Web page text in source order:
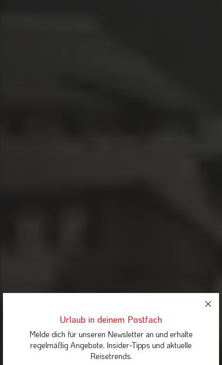
Urlaub in deinem Postfach
Melde dich für unseren Newsletter an und erhalte
regelmäßig Angebote, Insider-Tipps und aktuelle
Reisetrends.